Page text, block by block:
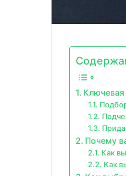
Ключевая
Почему
Как
Как